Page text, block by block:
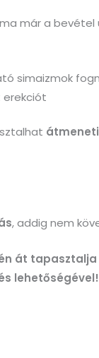
már a
simaizmok
erekciót
, addig nem
át
lehetőségével!